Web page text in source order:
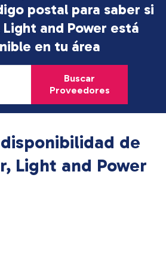
postal para saber si
and Power está
en tu área
Buscar
Proveedores
de
Light and Power